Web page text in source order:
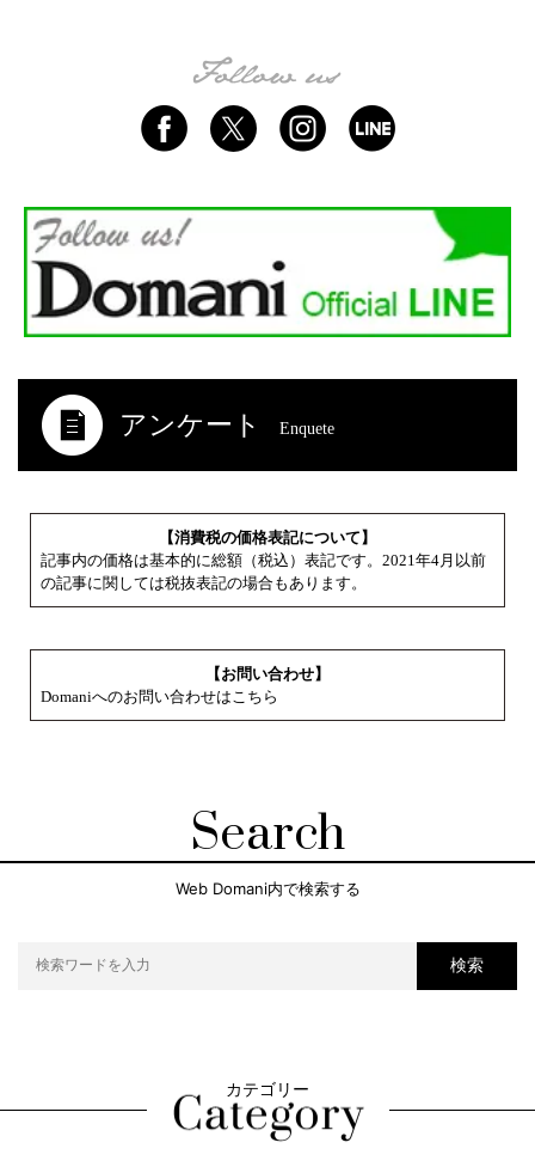
アンケート Enquete
【消費税の価格表記について】
記事内の価格は基本的に総額（税込）表記です。2021年4月以前
の記事に関しては税抜表記の場合もあります。
【お問い合わせ】
Domaniへのお問い合わせはこちら
Search
Web Domani内で検索する
検索
カテゴリー